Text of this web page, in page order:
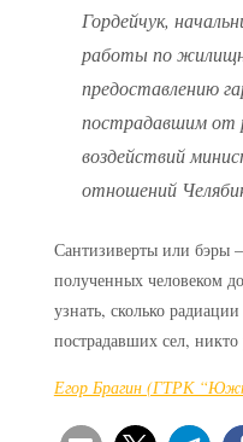
Гордейчук,
работы по
предоставлению
пострадавшим от
воздействий
отношений
Сантизиверты или бэры
полученных человеком
узнать, сколько
пострадавших сел,
Егор Брагин (ГТРК